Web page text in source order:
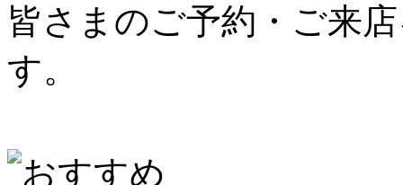
皆さまのご予約・ご来
す。